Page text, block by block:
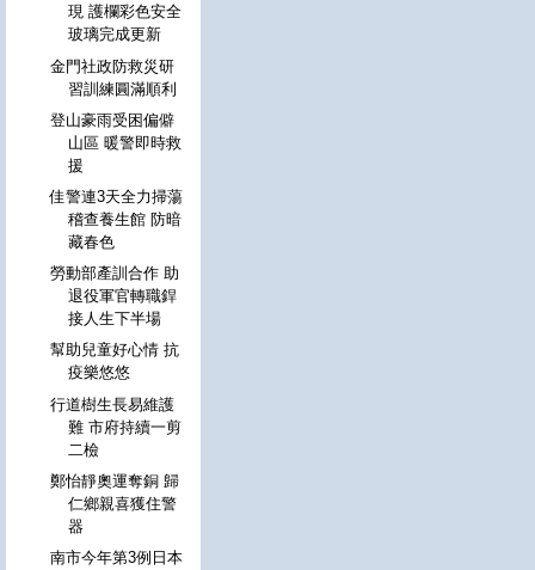
現 護欄彩色安全
玻璃完成更新
金門社政防救災研
習訓練圓滿順利
登山豪雨受困偏僻
山區 暖警即時救
援
佳警連3天全力掃蕩
稽查養生館 防暗
藏春色
勞動部產訓合作 助
退役軍官轉職銲
接人生下半場
幫助兒童好心情 抗
疫樂悠悠
行道樹生長易維護
難 市府持續一剪
二檢
鄭怡靜奧運奪銅 歸
仁鄉親喜獲住警
器
南市今年第3例日本